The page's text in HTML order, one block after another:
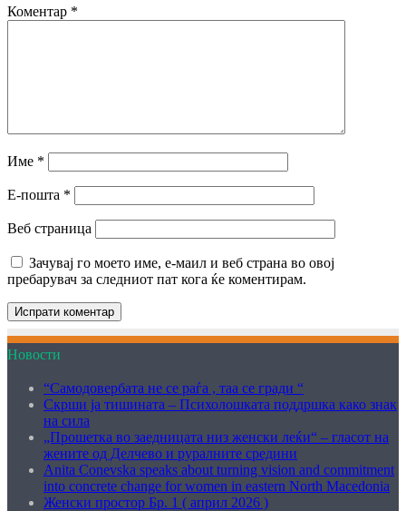
Коментар *
Име *
Е-пошта *
Веб страница
Зачувај го моето име, е-маил и веб страна во овој
пребарувач за следниот пат кога ќе коментирам.
Новости
“Самодовербата не се раѓа , таа се гради “
Скрши ја тишината – Психолошката поддршка како знак
на сила
„Прошетка во заедницата низ женски леќи“ – гласот на
жените од Делчево и руралните средини
Anita Conevska speaks about turning vision and commitment
into concrete change for women in eastern North Macedonia
Женски простор Бр. 1 ( април 2026 )